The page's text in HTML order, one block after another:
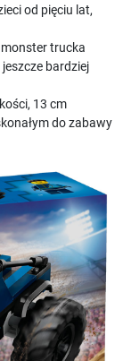
od pięciu lat,
monster trucka
bardziej
13 cm
do zabawy